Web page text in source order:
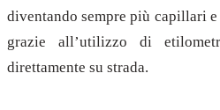
diventando sempre più capillari
grazie all’utilizzo di
direttamente su strada.